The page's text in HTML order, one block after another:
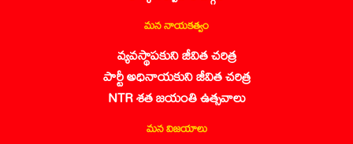
మన నాయకత్వం
వ్యవస్థాపకుని జీవిత చరిత్ర
పార్టీ అధినాయకుని జీవిత చరిత్ర
NTR శత జయంతి ఉత్సవాలు
మన విజయాలు